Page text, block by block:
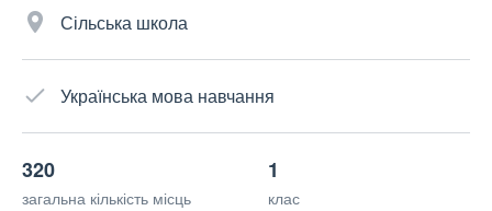
Сільська школа
Українська мова навчання
320
загальна кількість місць
1
клас